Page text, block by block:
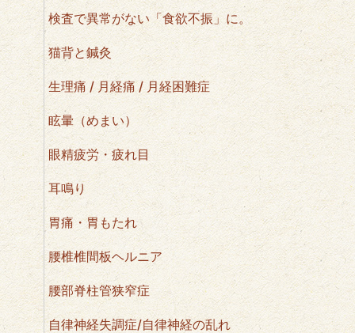
検査で異常がない「食欲不振」に。
猫背と鍼灸
生理痛 / 月経痛 / 月経困難症
眩暈（めまい）
眼精疲労・疲れ目
耳鳴り
胃痛・胃もたれ
腰椎椎間板ヘルニア
腰部脊柱管狭窄症
自律神経失調症/自律神経の乱れ